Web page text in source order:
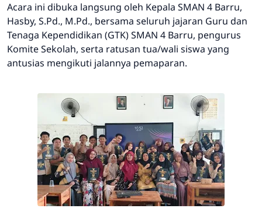
Acara ini dibuka langsung oleh Kepala SMAN 4 Barru,
Hasby, S.Pd., M.Pd., bersama seluruh jajaran Guru dan
Tenaga Kependidikan (GTK) SMAN 4 Barru, pengurus
Komite Sekolah, serta ratusan tua/wali siswa yang
antusias mengikuti jalannya pemaparan.